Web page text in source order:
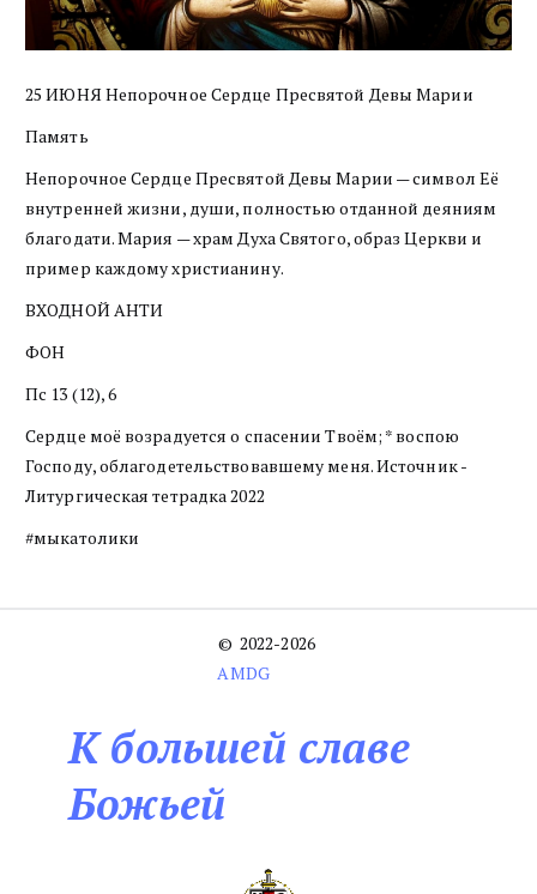
25 ИЮНЯ Непорочное Сердце Пресвятой Девы Марии
Память
Непорочное Сердце Пресвятой Девы Марии — символ Её
внутренней жизни, души, полностью отданной деяниям
благодати. Мария — храм Духа Святого, образ Церкви и
пример каждому христианину.
ВХОДНОЙ АНТИ
ФОН
Пс 13 (12), 6
Сердце моё возрадуется о спасении Твоём; * воспою
Господу, облагодетельствовавшему меня. Источник -
Литургическая тетрадка 2022
#мыкатолики
©  2022-2026
AMDG
К большей славе
Божьей